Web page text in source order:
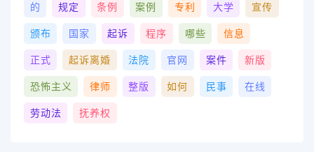
的 规定 条例 案例 专利 大学 宣传
颁布 国家 起诉 程序 哪些 信息
正式 起诉离婚 法院 官网 案件 新版
恐怖主义 律师 整版 如何 民事 在线
劳动法 抚养权